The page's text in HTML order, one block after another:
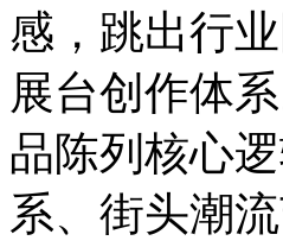
感，跳出行
展台创作体
品陈列核心
系、街头潮